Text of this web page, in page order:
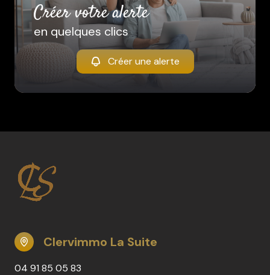
créer votre alerte
en quelques clics
Créer une alerte
Clervimmo La Suite
04 91 85 05 83